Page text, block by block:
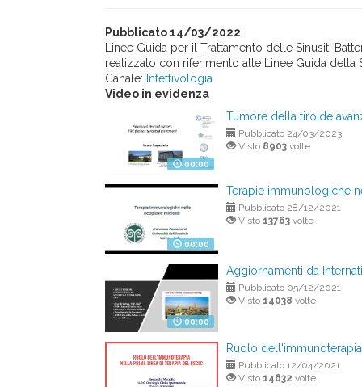
Pubblicato 14/03/2022
Linee Guida per il Trattamento delle Sinusiti
realizzato con riferimento alle Linee Guida della
Canale: Infettivologia
Video in evidenza
00:00
Tumore della tiroide
Pubblicato 24/03/2023
Visto 8903 volte
00:00
Terapie immunologiche
Pubblicato 28/12/2021
Visto 13763 volte
00:00
Aggiornamenti da
Pubblicato 05/12/2021
Visto 14038 volte
Ruolo
Pubblicato 12/04/2021
Visto 14632 volte